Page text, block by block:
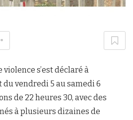
s’est déclaré à
vendredi 5 au samedi 6
de 22 heures 30, avec des
à plusieurs dizaines de